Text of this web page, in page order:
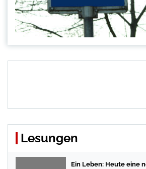
Lesungen
Ein Leben: Heute eine neue